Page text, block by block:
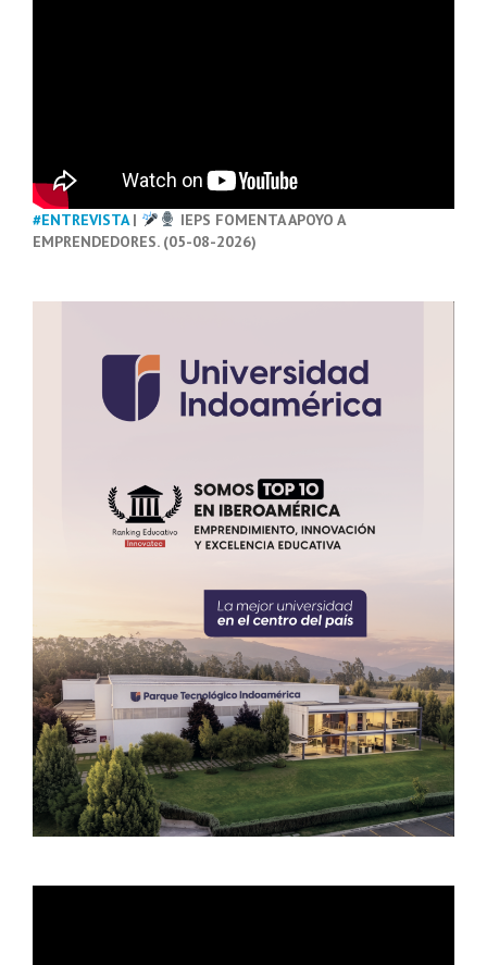
#ENTREVISTA|
IEPS FOMENTA APOYO A
EMPRENDEDORES. (05-08-2026)